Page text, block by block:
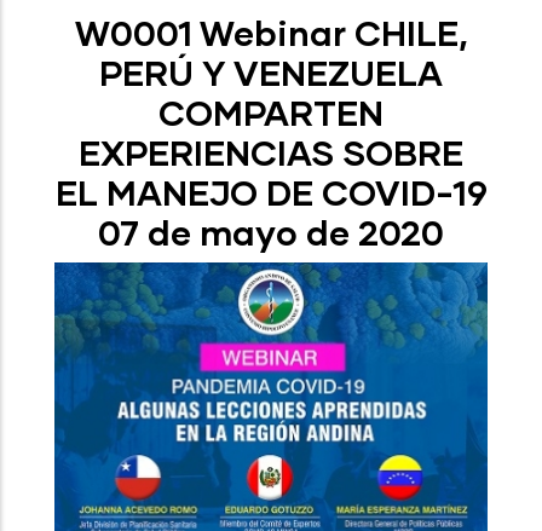
W0001 Webinar CHILE,
PERÚ Y VENEZUELA
COMPARTEN
EXPERIENCIAS SOBRE
EL MANEJO DE COVID-19
07 de mayo de 2020​